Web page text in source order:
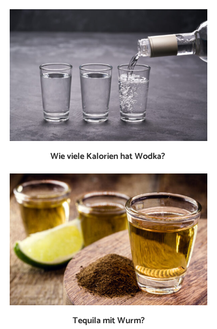
Wie viele Kalorien hat Wodka?
Tequila mit Wurm?